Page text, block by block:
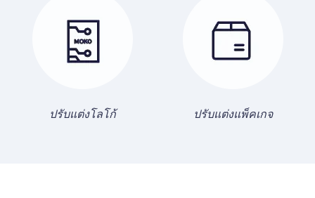
ปรับแต่งโลโก้ ปรับแต่งแพ็คเกจ